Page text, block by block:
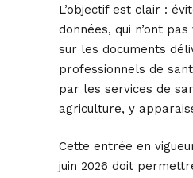
L’objectif est clair :
données, qui n’ont
sur les documents
professionnels de
par les services de
agriculture, y
Cette entrée en
juin 2026 doit